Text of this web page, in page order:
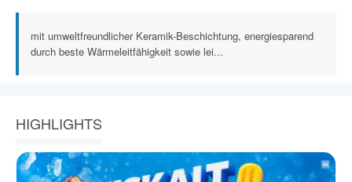
mit umweltfreundlicher Keramik-Beschichtung, energiesparend
durch beste Wärmeleitfähigkeit sowie lei...
HIGHLIGHTS